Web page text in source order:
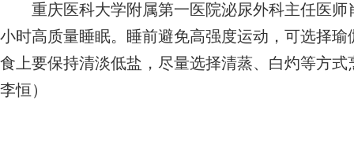
重庆医科大学附属第一医院泌尿外科主任医师
小时高质量睡眠。睡前避免高强度运动，可选择
食上要保持清淡低盐，尽量选择清蒸、白灼等方
李恒）